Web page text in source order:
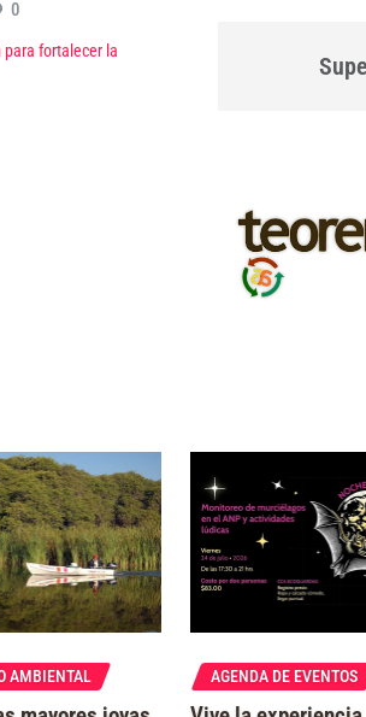
0
fortalecer la
AMBIENTAL AGENDA DE EVENTOS